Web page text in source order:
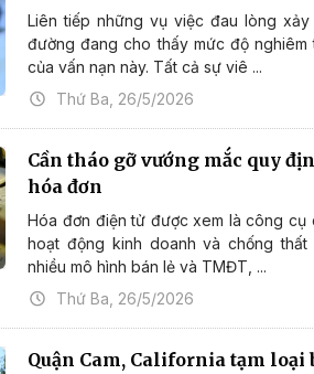
Liên tiếp những vụ việc đau lòng
đường đang cho thấy mức độ
của vấn nạn này. Tất cả sự viê ...
Thứ Ba, 26/5/2026
Cần tháo gỡ vướng mắc quy
hóa đơn
Hóa đơn điện tử được xem là công cụ
hoạt động kinh doanh và chống thất
nhiều mô hình bán lẻ và TMĐT, ...
Thứ Ba, 26/5/2026
Quận Cam, California tạm loại